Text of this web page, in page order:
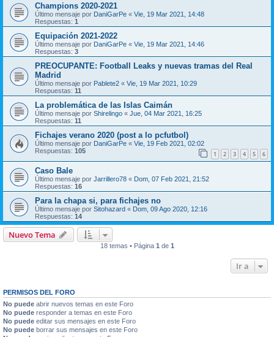
Champions 2020-2021
Último mensaje por DaniGarPe « Vie, 19 Mar 2021, 14:48
Respuestas: 1
Equipación 2021-2022
Último mensaje por DaniGarPe « Vie, 19 Mar 2021, 14:46
Respuestas: 3
PREOCUPANTE: Football Leaks y nuevas tramas del Real
Madrid
Último mensaje por Pablete2 « Vie, 19 Mar 2021, 10:29
Respuestas: 11
La problemática de las Islas Caimán
Último mensaje por Shirelingo « Jue, 04 Mar 2021, 16:25
Respuestas: 11
Fichajes verano 2020 (post a lo pcfutbol)
Último mensaje por DaniGarPe « Vie, 19 Feb 2021, 02:02
Respuestas: 105 1 2 3 4 5 6
Caso Bale
Último mensaje por Jarrillero78 « Dom, 07 Feb 2021, 21:52
Respuestas: 16
Para la chapa si, para fichajes no
Último mensaje por Sitohazard « Dom, 09 Ago 2020, 12:16
Respuestas: 14
Nuevo Tema
18 temas • Página 1 de 1
Ir a
PERMISOS DEL FORO
No puede abrir nuevos temas en este Foro
No puede responder a temas en este Foro
No puede editar sus mensajes en este Foro
No puede borrar sus mensajes en este Foro